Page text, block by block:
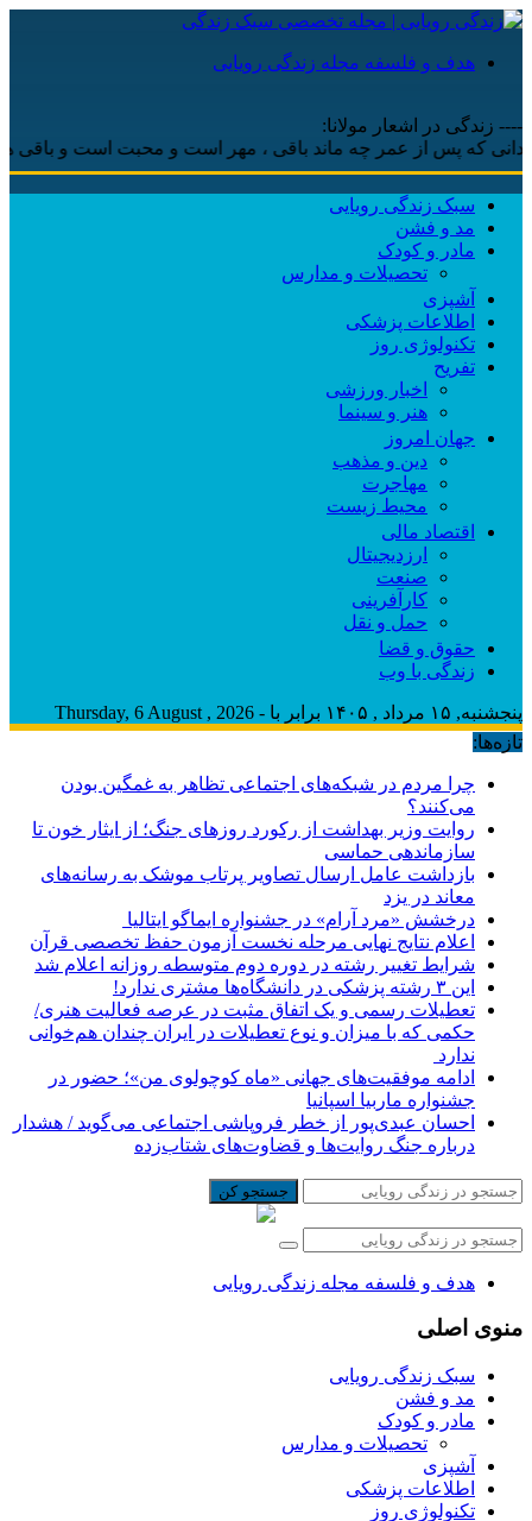
هدف و فلسفه مجله زندگی رویایی
---- زندگی در اشعار مولانا:
سبک زندگی رویایی
مد و فشن
مادر و کودک
تحصیلات و مدارس
آشپزی
اطلاعات پزشکی
تکنولوژی روز
تفریح
اخبار ورزشی
هنر و سینما
جهان امروز
دین و مذهب
مهاجرت
محیط زیست
اقتصاد مالی
ارزدیجیتال
صنعت
کارآفرینی
حمل و نقل
حقوق و قضا
زندگی با وب
پنجشنبه, ۱۵ مرداد , ۱۴۰۵ برابر با - Thursday, 6 August , 2026
تازه‌ها:
چرا مردم در شبکه‌های اجتماعی تظاهر به غمگین بودن
می‌کنند؟
روایت وزیر بهداشت از رکورد روزهای جنگ؛ از ایثار خون تا
سازماندهی حماسی
بازداشت عامل ارسال تصاویر پرتاب موشک به رسانه‌های
معاند در یزد
درخشش «مرد آرام» در جشنواره ایماگو ایتالیا
اعلام نتایج نهایی مرحله نخست آزمون حفظ تخصصی قرآن
شرایط تغییر رشته در دوره دوم متوسطه روزانه اعلام شد
این ۳ رشته پزشکی در دانشگاه‌ها مشتری ندارد!
تعطیلات رسمی و یک اتفاق مثبت در عرصه فعالیت هنری/
حکمی که با میزان و نوع تعطیلات در ایران چندان هم‌خوانی
ندارد
ادامه موفقیت‌های جهانی «ماه کوچولوی من»؛ حضور در
جشنواره ماربیا اسپانیا
احسان عبدی‌پور از خطر فروپاشی اجتماعی می‌گوید / هشدار
درباره جنگ روایت‌ها و قضاوت‌های شتاب‌زده
جستجو کن
هدف و فلسفه مجله زندگی رویایی
منوی اصلی
سبک زندگی رویایی
مد و فشن
مادر و کودک
تحصیلات و مدارس
آشپزی
اطلاعات پزشکی
تکنولوژی روز